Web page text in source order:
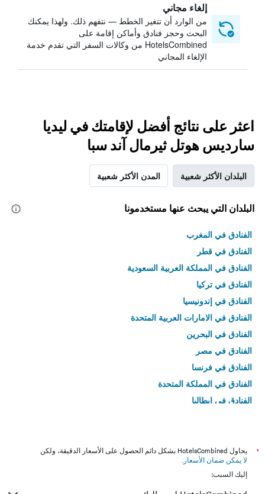
إلغاء مجاني
من الوارد أن تتغير الخطط — نتفهم ذلك. ولهذا يمكنك
البحث وحجز فنادق وأماكن إقامة على
HotelsCombined من وكالات السفر التي تقدم خدمة
الإلغاء المجاني
اعثر على نتائج أفضل لإقامتك في ليديا
سارديس هوتل ثيرمال آند سبا
البلدان الأكثر شعبية المدن الأكثر شعبية
البلدان التي يبحث عنها مستخدمونا
الفنادق في المغرب
الفنادق في قطر
الفنادق في المملكة العربية السعودية
الفنادق في تركيا
الفنادق في إندونيسيا
الفنادق في الامارات العربية المتحدة
الفنادق في البحرين
الفنادق في مصر
الفنادق في فرنسا
الفنادق في المملكة المتحدة
الفنادق في إيطاليا
*
يحاول HotelsCombined بشكل دائم الحصول على الأسعار الدقيقة، ولكن
لا يمكن ضمان الأسعار .
إليك السبب: